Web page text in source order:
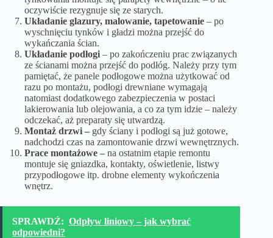
oczywiście rezygnuje się ze starych.
Układanie glazury, malowanie, tapetowanie – po
wyschnięciu tynków i gładzi można przejść do
wykańczania ścian.
Układanie podłogi – po zakończeniu prac związanych
ze ścianami można przejść do podłóg. Należy przy tym
pamiętać, że panele podłogowe można użytkować od
razu po montażu, podłogi drewniane wymagają
natomiast dodatkowego zabezpieczenia w postaci
lakierowania lub olejowania, a co za tym idzie – należy
odczekać, aż preparaty się utwardzą.
Montaż drzwi – gdy ściany i podłogi są już gotowe,
nadchodzi czas na zamontowanie drzwi wewnętrznych.
Prace montażowe – na ostatnim etapie remontu
montuje się gniazdka, kontakty, oświetlenie, listwy
przypodłogowe itp. drobne elementy wykończenia
wnętrz.
SPRAWDŹ: Odpływ liniowy – jak wybrać
odpowiedni?